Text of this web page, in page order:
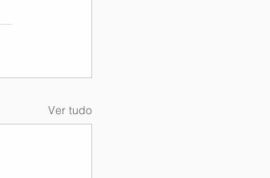
Ver tudo